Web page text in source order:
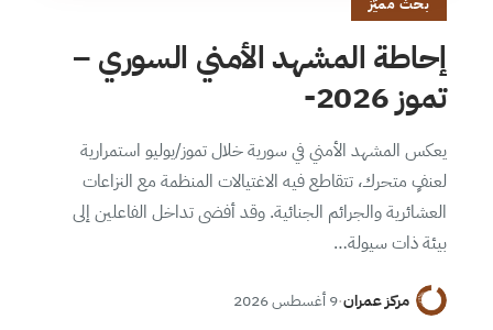
إحاطة المشهد الأمني السوري –
تموز 2026-
يعكس المشهد الأمني في سورية خلال تموز/يوليو استمرارية
لعنفٍ متحرك، تتقاطع فيه الاغتيالات المنظمة مع النزاعات
العشائرية والجرائم الجنائية. وقد أفضى تداخل الفاعلين إلى
بيئة ذات سيولة…
مركز عمران·9 أغسطس 2026